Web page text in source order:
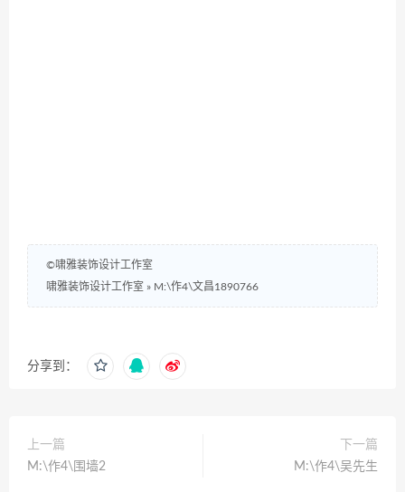
©啸雅装饰设计工作室
啸雅装饰设计工作室 » M:\作4\文昌1890766
分享到：
上一篇
M:\作4\围墙2
下一篇
M:\作4\吴先生